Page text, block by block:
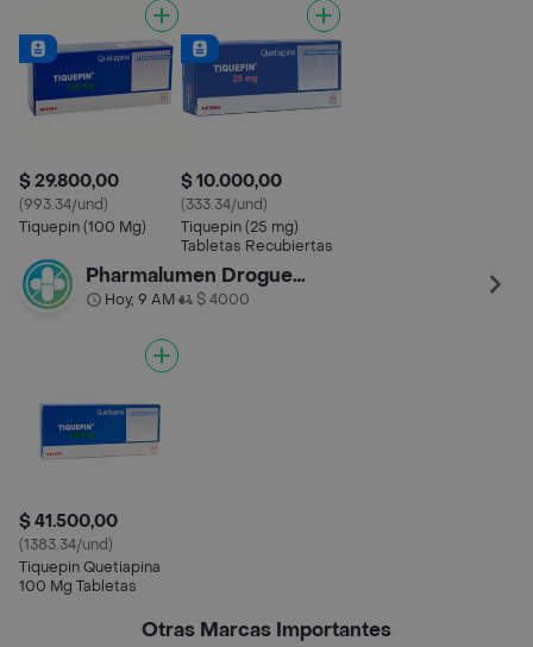
$ 29.800,00
(993.34/und)
Tiquepin (100 Mg)
$ 10.000,00
(333.34/und)
Tiquepin (25 mg)
Tabletas Recubiertas
Pharmalumen Drogueria Castellana
Hoy, 9 AM• $ 4000
$ 41.500,00
(1383.34/und)
Tiquepin Quetiapina
100 Mg Tabletas
Otras Marcas Importantes